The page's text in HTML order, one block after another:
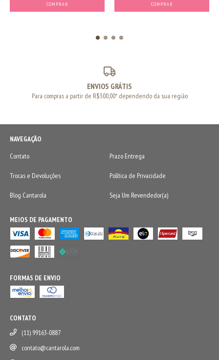
COMPRAR COMPRAR
ENVIOS GRÁTIS
Para compras a partir de R$300,00* dependendo da sua região
NAVEGAÇÃO
Contato
Prazo Entrega
Trocas e Devoluções Política de Privacidade
Blog Cantarola Seja Um Revendedor(a)
MEIOS DE PAGAMENTO
FORMAS DE ENVIO
CONTATO
(11) 99163-0887
contato@cantarola.com